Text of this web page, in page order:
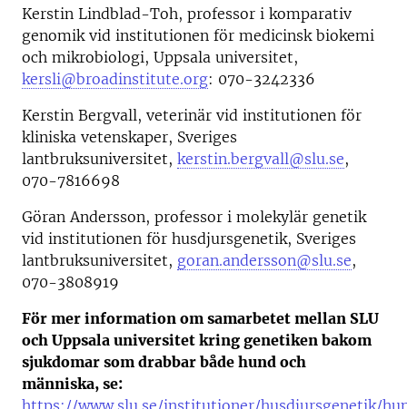
Kerstin Lindblad-Toh, professor i komparativ
genomik vid institutionen för medicinsk biokemi
och mikrobiologi, Uppsala universitet,
kersli@broadinstitute.org: 070-3242336
Kerstin Bergvall, veterinär vid institutionen för
kliniska vetenskaper, Sveriges
lantbruksuniversitet, kerstin.bergvall@slu.se,
070-7816698
Göran Andersson, professor i molekylär genetik
vid institutionen för husdjursgenetik, Sveriges
lantbruksuniversitet, goran.andersson@slu.se,
070-3808919
För mer information om samarbetet mellan SLU
och Uppsala universitet kring genetiken bakom
sjukdomar som drabbar både hund och
människa, se:
https://www.slu.se/institutioner/husdjursgenetik/